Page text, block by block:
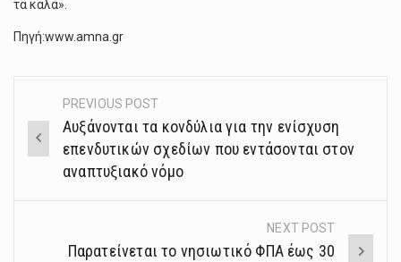
τα καλά».
Πηγή:www.amna.gr
Post
navigation
PREVIOUS POST
Αυξάνονται τα κονδύλια για την ενίσχυση
επενδυτικών σχεδίων που εντάσονται στον
αναπτυξιακό νόμο
NEXT POST
Παρατείνεται το νησιωτικό ΦΠΑ έως 30